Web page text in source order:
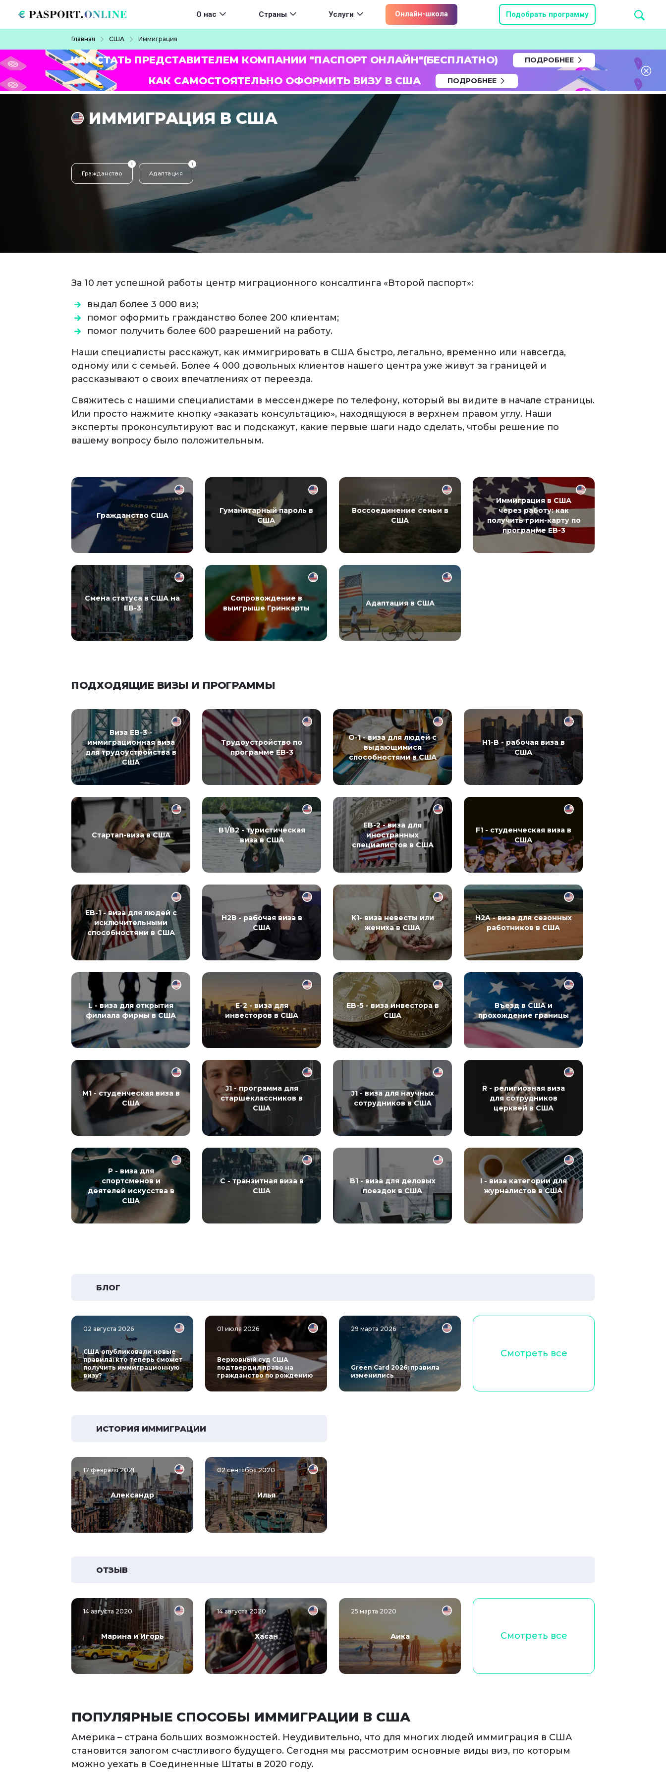
Main navigation
О нас Страны Услуги Онлайн-школа Подобрать программу
Главная США Иммиграция
КАК СТАТЬ ПРЕДСТАВИТЕЛЕМ КОМПАНИИ "ПАСПОРТ ОНЛАЙН"(БЕСПЛАТНО) ПОДРОБНЕЕ
КАК САМОСТОЯТЕЛЬНО ОФОРМИТЬ ВИЗУ В США ПОДРОБНЕЕ
ИММИГРАЦИЯ В США
Гражданство
1
Адаптация
1
За 10 лет успешной работы центр миграционного консалтинга «Второй паспорт»:
выдал более 3 000 виз;
помог оформить гражданство более 200 клиентам;
помог получить более 600 разрешений на работу.
Наши специалисты расскажут, как иммигрировать в США быстро, легально, временно или навсегда,
одному или с семьей. Более 4 000 довольных клиентов нашего центра уже живут за границей и
рассказывают о своих впечатлениях от переезда.
Свяжитесь с нашими специалистами в мессенджере по телефону, который вы видите в начале страницы.
Или просто нажмите кнопку «заказать консультацию», находящуюся в верхнем правом углу. Наши
эксперты проконсультируют вас и подскажут, какие первые шаги надо сделать, чтобы решение по
вашему вопросу было положительным.
Гражданство США
Гуманитарный пароль в
США
Воссоединение семьи в
США
Иммиграция в США
через работу: как
получить грин-карту по
программе EB-3
Смена статуса в США на
EB-3
Сопровождение в
выигрыше Гринкарты
Адаптация в США
ПОДХОДЯЩИЕ ВИЗЫ И ПРОГРАММЫ
Виза EB-3 -
иммиграционная виза
для трудоустройства в
США
Трудоустройство по
программе EB-3
O-1 - виза для людей с
выдающимися
способностями в США
H1-B - рабочая виза в
США
Стартап-виза в США
B1/B2 - туристическая
виза в США
EB-2 - виза для
иностранных
специалистов в США
F1 - студенческая виза в
США
EB-1 - виза для людей с
исключительными
способностями в США
Н2В - рабочая виза в
США
K1- виза невесты или
жениха в США
H2A - виза для сезонных
работников в США
L - виза для открытия
филиала фирмы в США
E-2 - виза для
инвесторов в США
EB-5 - виза инвестора в
США
Въезд в США и
прохождение границы
M1 - студенческая виза в
США
J1 - программа для
старшеклассников в
США
J1 - виза для научных
сотрудников в США
R - религиозная виза
для сотрудников
церквей в США
P - виза для
спортсменов и
деятелей искусства в
США
С - транзитная виза в
США
B1 - виза для деловых
поездок в США
I - виза категории для
журналистов в США
БЛОГ
США опубликовали новые
правила: кто теперь сможет
получить иммиграционную
визу?
02 августа 2026
Верховный суд США
подтвердил право на
гражданство по рождению
01 июля 2026
Green Card 2026: правила
изменились
29 марта 2026
Смотреть все
ИСТОРИЯ ИММИГРАЦИИ
Александр
17 февраля 2021
Илья
02 сентября 2020
ОТЗЫВ
Марина и Игорь
14 августа 2020
Хасан
14 августа 2020
Аика
25 марта 2020
Смотреть все
ПОПУЛЯРНЫЕ СПОСОБЫ ИММИГРАЦИИ В США
Америка – страна больших возможностей. Неудивительно, что для многих людей иммиграция в США
становится залогом счастливого будущего. Сегодня мы рассмотрим основные виды виз, по которым
можно уехать в Соединенные Штаты в 2020 году.